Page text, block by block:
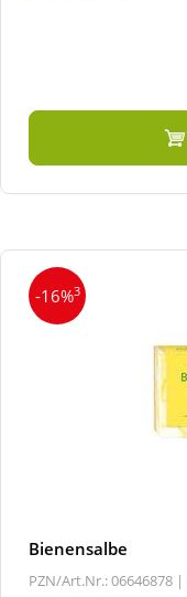
-16%3
Bienensalbe
PZN/Art.Nr.: 06646878 |